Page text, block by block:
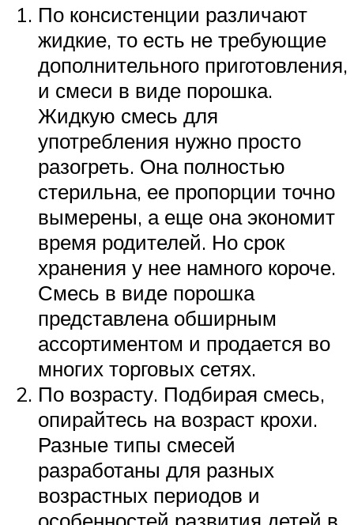
По консистенции различают
жидкие, то есть не требующие
дополнительного приготовления,
и смеси в виде порошка.
Жидкую смесь для
употребления нужно просто
разогреть. Она полностью
стерильна, ее пропорции точно
вымерены, а еще она экономит
время родителей. Но срок
хранения у нее намного короче.
Смесь в виде порошка
представлена обширным
ассортиментом и продается во
многих торговых сетях.
По возрасту. Подбирая смесь,
опирайтесь на возраст крохи.
Разные типы смесей
разработаны для разных
возрастных периодов и